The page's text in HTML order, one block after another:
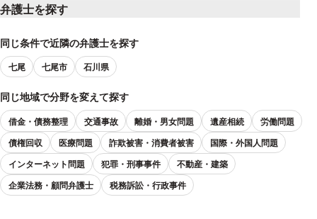
弁護士を探す
同じ条件で近隣の弁護士を探す
七尾 七尾市 石川県
同じ地域で分野を変えて探す
借金・債務整理 交通事故 離婚・男女問題 遺産相続
労働問題
債権回収
医療問題 詐欺被害・消費者被害
国際・外国人問題
インターネット問題
犯罪・刑事事件
不動産・建築
企業法務・顧問弁護士
税務訴訟・行政事件